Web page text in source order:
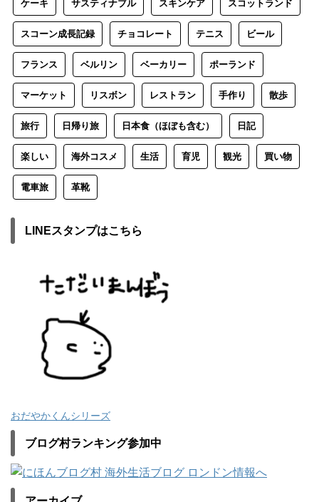
ケーキ サスティナブル スキンケア スコットランド
スコーン成長記録 チョコレート テニス ビール
フランス ベルリン ベーカリー ポーランド
マーケット リスボン レストラン 手作り 散歩
旅行 日帰り旅 日本食（ほぼも含む） 日記
楽しい 海外コスメ 生活 育児 観光 買い物
電車旅 革靴
LINEスタンプはこちら
おだやかくんシリーズ
ブログ村ランキング参加中